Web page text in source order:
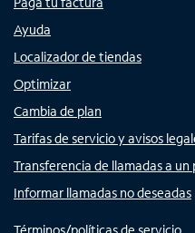
Ayuda
Localizador de tiendas
Optimizar
Cambia de plan
Tarifas de servicio y avisos
Transferencia de llamadas a
Informar llamadas no deseadas